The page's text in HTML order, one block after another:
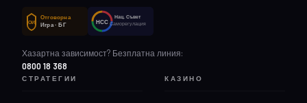
ОИ
Отговорна
Игра · БГ
НСС
Нац. Съвет
Саморегулация
Хазартна зависимост? Безплатна линия:
0800 18 368
СТРАТЕГИИ КАЗИНО